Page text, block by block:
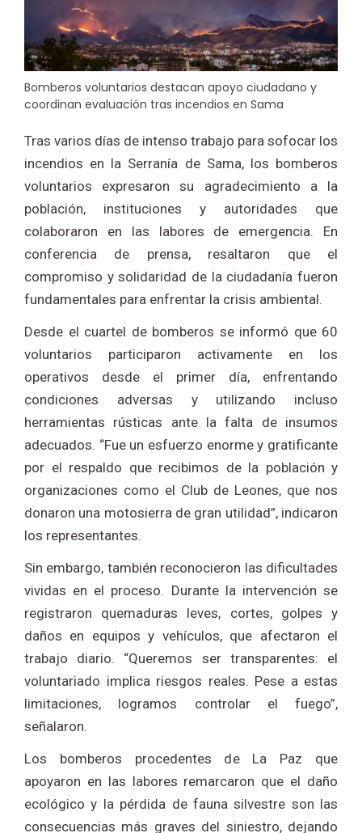
Bomberos voluntarios destacan apoyo ciudadano y
coordinan evaluación tras incendios en Sama
Tras varios días de intenso trabajo para sofocar los
incendios en la Serranía de Sama, los bomberos
voluntarios expresaron su agradecimiento a la
población, instituciones y autoridades que
colaboraron en las labores de emergencia. En
conferencia de prensa, resaltaron que el
compromiso y solidaridad de la ciudadanía fueron
fundamentales para enfrentar la crisis ambiental.
Desde el cuartel de bomberos se informó que 60
voluntarios participaron activamente en los
operativos desde el primer día, enfrentando
condiciones adversas y utilizando incluso
herramientas rústicas ante la falta de insumos
adecuados. “Fue un esfuerzo enorme y gratificante
por el respaldo que recibimos de la población y
organizaciones como el Club de Leones, que nos
donaron una motosierra de gran utilidad”, indicaron
los representantes.
Sin embargo, también reconocieron las dificultades
vividas en el proceso. Durante la intervención se
registraron quemaduras leves, cortes, golpes y
daños en equipos y vehículos, que afectaron el
trabajo diario. “Queremos ser transparentes: el
voluntariado implica riesgos reales. Pese a estas
limitaciones, logramos controlar el fuego”,
señalaron.
Los bomberos procedentes de La Paz que
apoyaron en las labores remarcaron que el daño
ecológico y la pérdida de fauna silvestre son las
consecuencias más graves del siniestro, dejando